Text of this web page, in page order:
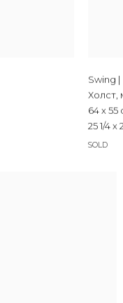
Swing
Холст,
64 x 55
25 1/4 x
SOLD